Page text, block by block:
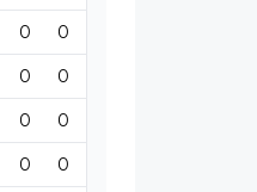
0 0
0 0
0 0
0 0